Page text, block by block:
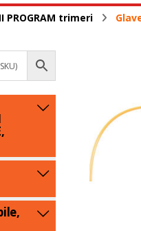
PROGRAM trimeri